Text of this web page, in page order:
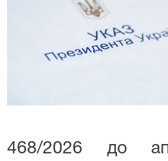
468/2026 до